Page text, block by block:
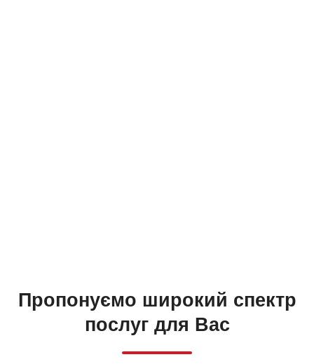
Пропонуємо широкий спектр
послугдля Вас